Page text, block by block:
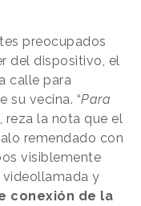
preocupados
del dispositivo, el
calle para
su vecina. “Para
reza la nota que el
remendado con
visiblemente
y
conexión de la